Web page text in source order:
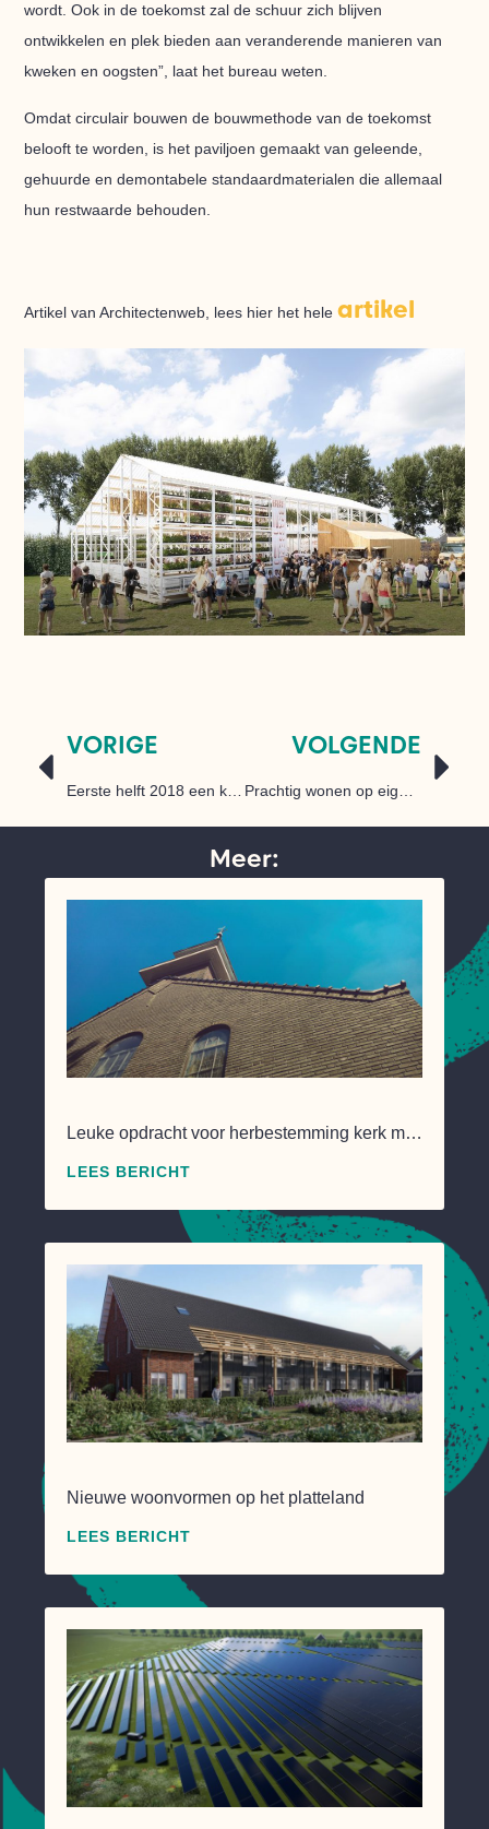
wordt. Ook in de toekomst zal de schuur zich blijven
ontwikkelen en plek bieden aan veranderende manieren van
kweken en oogsten”, laat het bureau weten.
Omdat circulair bouwen de bouwmethode van de toekomst
belooft te worden, is het paviljoen gemaakt van geleende,
gehuurde en demontabele standaardmaterialen die allemaal
hun restwaarde behouden.
Artikel van Architectenweb, lees hier het heleartikel
VORIGE VOLGENDE
Meer:
Leuke opdracht voor herbestemming kerk m…
LEES BERICHT
Nieuwe woonvormen op het platteland
LEES BERICHT